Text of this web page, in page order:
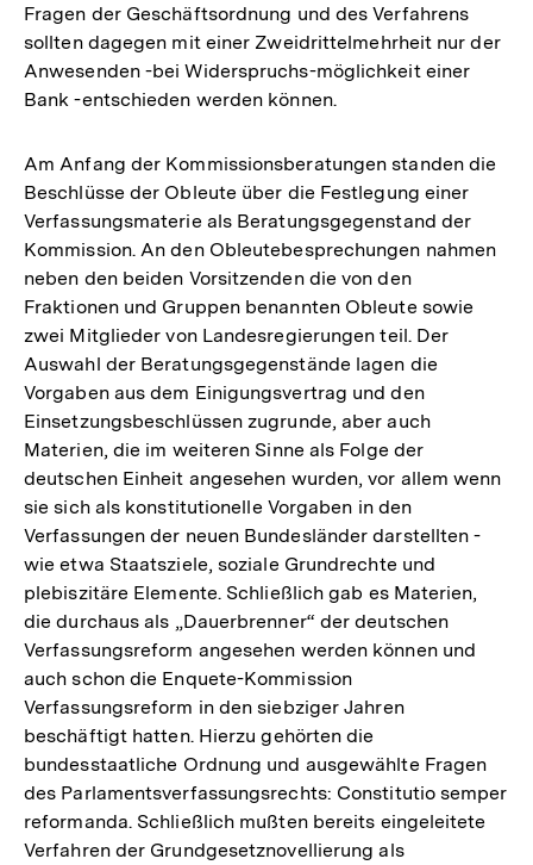
Fragen der Geschäftsordnung und des Verfahrens
sollten dagegen mit einer Zweidrittelmehrheit nur der
Anwesenden -bei Widerspruchs-möglichkeit einer
Bank -entschieden werden können.
Am Anfang der Kommissionsberatungen standen die
Beschlüsse der Obleute über die Festlegung einer
Verfassungsmaterie als Beratungsgegenstand der
Kommission. An den Obleutebesprechungen nahmen
neben den beiden Vorsitzenden die von den
Fraktionen und Gruppen benannten Obleute sowie
zwei Mitglieder von Landesregierungen teil. Der
Auswahl der Beratungsgegenstände lagen die
Vorgaben aus dem Einigungsvertrag und den
Einsetzungsbeschlüssen zugrunde, aber auch
Materien, die im weiteren Sinne als Folge der
deutschen Einheit angesehen wurden, vor allem wenn
sie sich als konstitutionelle Vorgaben in den
Verfassungen der neuen Bundesländer darstellten -
wie etwa Staatsziele, soziale Grundrechte und
plebiszitäre Elemente. Schließlich gab es Materien,
die durchaus als „Dauerbrenner“ der deutschen
Verfassungsreform angesehen werden können und
auch schon die Enquete-Kommission
Verfassungsreform in den siebziger Jahren
beschäftigt hatten. Hierzu gehörten die
bundesstaatliche Ordnung und ausgewählte Fragen
des Parlamentsverfassungsrechts: Constitutio semper
reformanda. Schließlich mußten bereits eingeleitete
Verfahren der Grundgesetznovellierung als